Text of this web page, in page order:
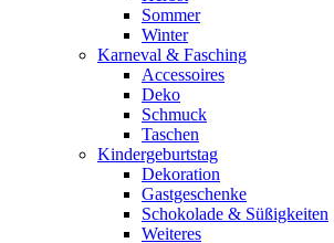
Sommer
Winter
Karneval & Fasching
Accessoires
Deko
Schmuck
Taschen
Kindergeburtstag
Dekoration
Gastgeschenke
Schokolade & Süßigkeiten
Weiteres